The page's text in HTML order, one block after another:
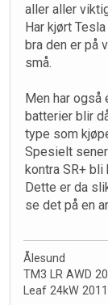
aller aller
Har kjørt
bra den er på
små.
Men har også
batterier blir
type som
Spesielt
kontra SR+ bli
Dette er da
se det på en
Ålesund
TM3 LR AWD
Leaf 24kW 2011